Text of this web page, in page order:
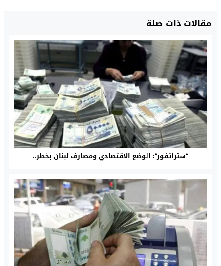
مقالات ذات صلة
“ستراتفور”: الوضع الاقتصادي ومصارف لبنان بخطر..